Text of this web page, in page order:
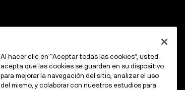
Al hacer clic en “Aceptar todas las cookies”, usted
acepta que las cookies se guarden en su dispositivo
para mejorar la navegación del sitio, analizar el uso
del mismo, y colaborar con nuestros estudios para